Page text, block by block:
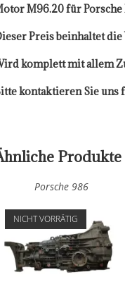
M96.20 für Porsche
Preis beinhaltet
komplett mit allem
kontaktieren Sie uns
Produkte
Porsche 986
NICHT VORRÄTIG